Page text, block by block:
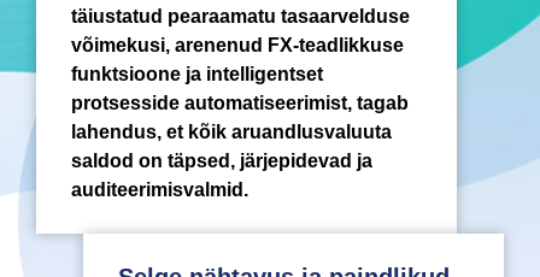
täiustatud pearaamatu tasaarvelduse
võimekusi, arenenud FX-teadlikkuse
funktsioone ja intelligentset
protsesside automatiseerimist, tagab
lahendus, et kõik aruandlusvaluuta
saldod on täpsed, järjepidevad ja
auditeerimisvalmid.